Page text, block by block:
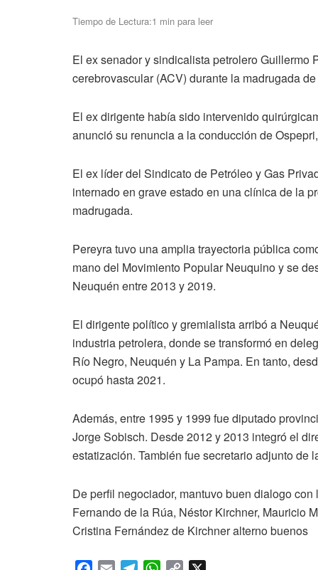
Tiempo de Lectura:1 min para leer
El ex senador y sindicalista petrolero Guillermo
cerebrovascular (ACV) durante la madrugada
El ex dirigente había sido intervenido
anunció su renuncia a la conducción de
El ex líder del Sindicato de Petróleo y Gas
internado en grave estado en una clínica de la
madrugada.
Pereyra tuvo una amplia trayectoria pública
mano del Movimiento Popular Neuquino y se
Neuquén entre 2013 y 2019.
El dirigente político y gremialista arribó a
industria petrolera, donde se transformó en
Río Negro, Neuquén y La Pampa. En tanto,
ocupó hasta 2021.
Además, entre 1995 y 1999 fue diputado
Jorge Sobisch. Desde 2012 y 2013 integró el
estatización. También fue secretario adjunto de
De perfil negociador, mantuvo buen dialogo
Fernando de la Rúa, Néstor Kirchner, Mauricio
Cristina Fernández de Kirchner alterno buenos